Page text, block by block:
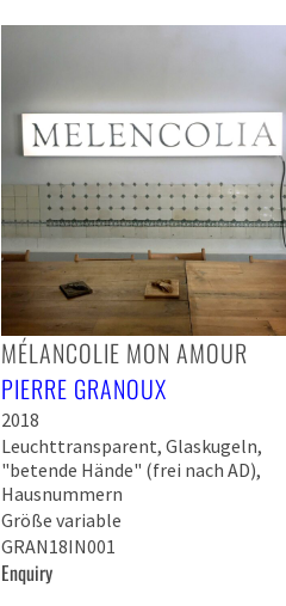
MÉLANCOLIE MON AMOUR
PIERRE GRANOUX
2018
Leuchttransparent, Glaskugeln,
"betende Hände" (frei nach AD),
Hausnummern
Größe variable
GRAN18IN001
Enquiry